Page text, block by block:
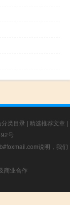
分类目录 | 精选推荐文章 |
号
说明，我们
商业合作